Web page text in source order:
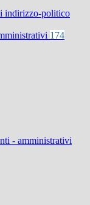
indirizzo-politico
174
- amministrativi